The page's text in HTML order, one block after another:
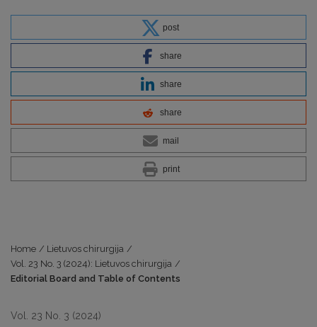
post
share
share
share
mail
print
Home / Lietuvos chirurgija /
Vol. 23 No. 3 (2024): Lietuvos chirurgija /
Editorial Board and Table of Contents
Vol. 23 No. 3 (2024)